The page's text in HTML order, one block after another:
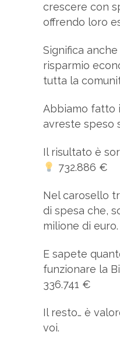
crescere con
offrendo loro
Significa
risparmio
tutta la
Abbiamo fatto
avreste speso
Il risultato è
732.886 €
Nel carosello
di spesa che,
milione di euro.
E sapete
funzionare la
336.741 €
Il resto… è
voi.